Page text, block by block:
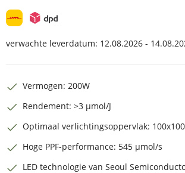
verwachte leverdatum: 12.08.2026 -
Vermogen: 200W
Rendement: >3 µmol/J
Optimaal verlichtingsoppervlak:
Hoge PPF-performance: 545 µmol/s
LED technologie van Seoul